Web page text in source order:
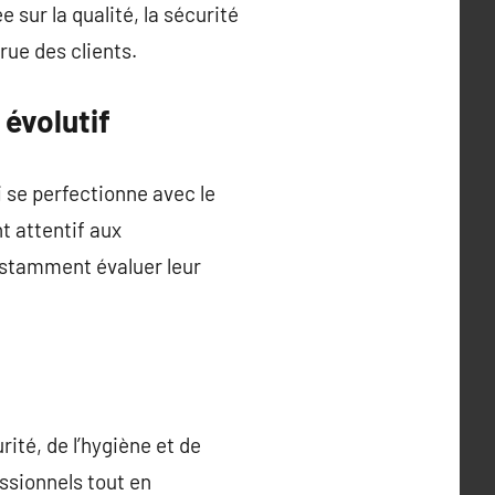
sur la qualité, la sécurité
des clients.
évolutif
se perfectionne avec le
attentif aux
évaluer leur
de l’hygiène et de
tout en